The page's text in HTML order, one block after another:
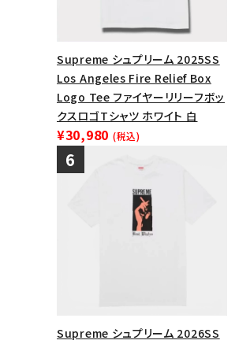
Supreme シュプリーム 2025SS
Los Angeles Fire Relief Box
Logo Tee ファイヤーリリーフボッ
クスロゴTシャツ ホワイト 白
¥30,980 (税込)
Supreme シュプリーム 2026SS